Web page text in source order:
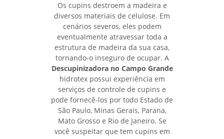
Os cupins destroem a madeira e
diversos materiais de celulose. Em
cenários severos, eles podem
eventualmente atravessar toda a
estrutura de madeira da sua casa,
tornando-o inseguro de ocupar. A
Descupinizadora no Campo Grande
hidrotex possui experiência em
serviços de controle de cupins e
pode fornecê-los por todo Estado de
São Paulo, Minas Gerais, Parana,
Mato Grosso e Rio de Janeiro. Se
você suspeitar que tem cupins em